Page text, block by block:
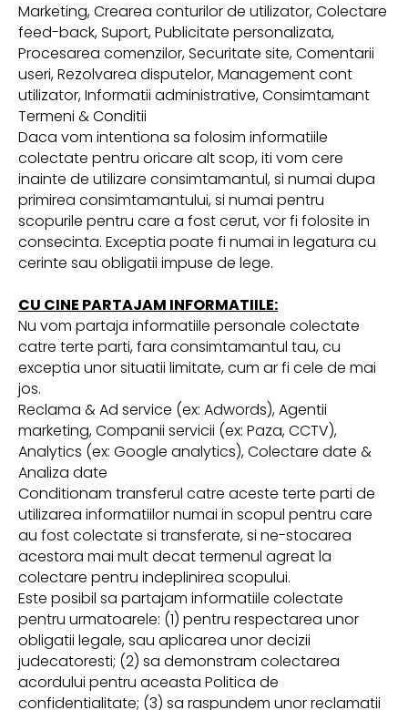
Marketing, Crearea conturilor de utilizator, Colectare
feed-back, Suport, Publicitate personalizata,
Procesarea comenzilor, Securitate site, Comentarii
useri, Rezolvarea disputelor, Management cont
utilizator, Informatii administrative, Consimtamant
Termeni & Conditii
Daca vom intentiona sa folosim informatiile
colectate pentru oricare alt scop, iti vom cere
inainte de utilizare consimtamantul, si numai dupa
primirea consimtamantului, si numai pentru
scopurile pentru care a fost cerut, vor fi folosite in
consecinta. Exceptia poate fi numai in legatura cu
cerinte sau obligatii impuse de lege.
CU CINE PARTAJAM INFORMATIILE:
Nu vom partaja informatiile personale colectate
catre terte parti, fara consimtamantul tau, cu
exceptia unor situatii limitate, cum ar fi cele de mai
jos.
Reclama & Ad service (ex: Adwords), Agentii
marketing, Companii servicii (ex: Paza, CCTV),
Analytics (ex: Google analytics), Colectare date &
Analiza date
Conditionam transferul catre aceste terte parti de
utilizarea informatiilor numai in scopul pentru care
au fost colectate si transferate, si ne-stocarea
acestora mai mult decat termenul agreat la
colectare pentru indeplinirea scopului.
Este posibil sa partajam informatiile colectate
pentru urmatoarele: (1) pentru respectarea unor
obligatii legale, sau aplicarea unor decizii
judecatoresti; (2) sa demonstram colectarea
acordului pentru aceasta Politica de
confidentialitate; (3) sa raspundem unor reclamatii